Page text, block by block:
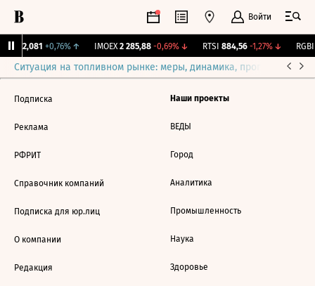
Войти
12,081 +0,76%↑ IMOEX 2 285,88 -0,69%↓ RTSI 884,56 -1,27%↓ RGBI
Ситуация на топливном рынке: меры, динамика, прогнозы
Подписка
Реклама
РФРИТ
Справочник компаний
Подписка для юр.лиц
О компании
Редакция
Наши проекты
ВЕДЫ
Город
Аналитика
Промышленность
Наука
Здоровье